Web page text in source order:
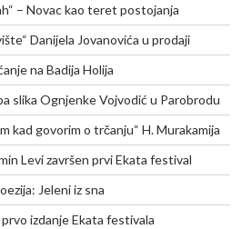
– Novac kao teret postojanja
Danijela Jovanovića u prodaji
na Badija Holija
slika Ognjenke Vojvodić u Parobrodu
kad govorim o trčanju“ H. Murakamija
Levi završen prvi Ekata festival
Jeleni iz sna
izdanje Ekata festivala